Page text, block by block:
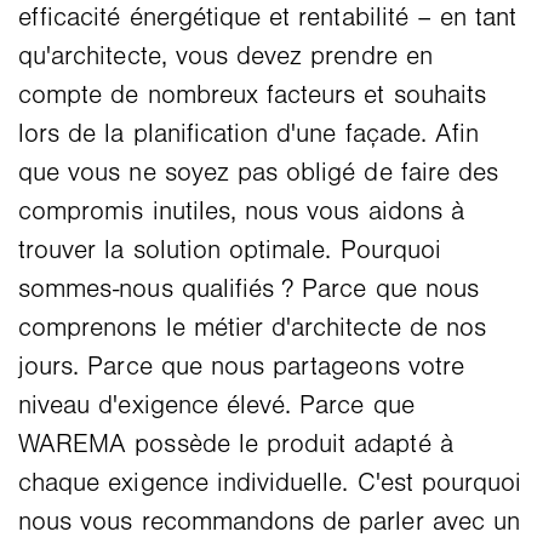
efficacité énergétique et rentabilité – en tant
qu'architecte, vous devez prendre en
compte de nombreux facteurs et souhaits
lors de la planification d'une façade. Afin
que vous ne soyez pas obligé de faire des
compromis inutiles, nous vous aidons à
trouver la solution optimale. Pourquoi
sommes-nous qualifiés ? Parce que nous
comprenons le métier d'architecte de nos
jours. Parce que nous partageons votre
niveau d'exigence élevé. Parce que
WAREMA possède le produit adapté à
chaque exigence individuelle. C'est pourquoi
nous vous recommandons de parler avec un